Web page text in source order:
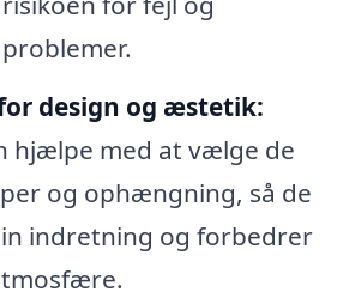
design og æstetik:
hjælpe med at vælge de
og ophængning, så de
indretning og forbedrer